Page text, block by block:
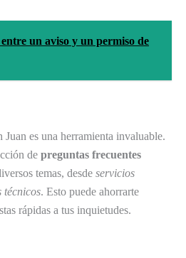
un aviso y un permiso de
es una herramienta invaluable.
de preguntas frecuentes
temas, desde servicios
técnicos. Esto puede ahorrarte
rápidas a tus inquietudes.